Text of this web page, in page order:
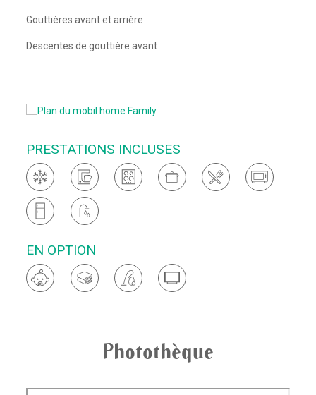
Gouttières avant et arrière
Descentes de gouttière avant
PRESTATIONS INCLUSES
EN OPTION
Photothèque